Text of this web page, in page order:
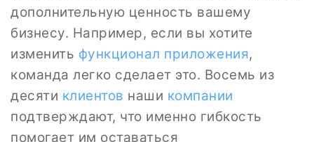
дополнительную ценность вашему
бизнесу. Например, если вы хотите
изменить функционал приложения,
команда легко сделает это. Восемь из
десяти клиентов наши компании
подтверждают, что именно гибкость
помогает им оставаться